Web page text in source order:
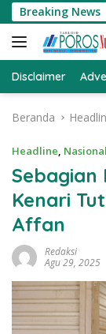
Langsung
ke
konten
Breaking News
HARITA
Disclaimer
Beranda
Headline, Nasional
Sebagian
Kenari
Affan
Redaksi
Agu 29, 2025